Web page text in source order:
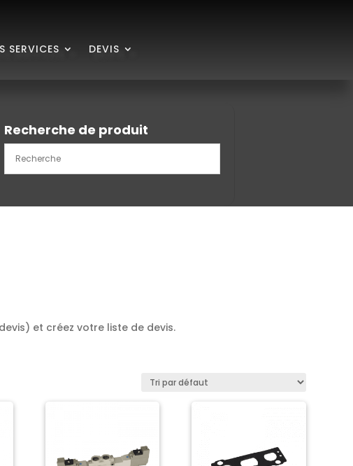
SERVICES DEVIS
Recherche de produit
et créez votre liste de devis.